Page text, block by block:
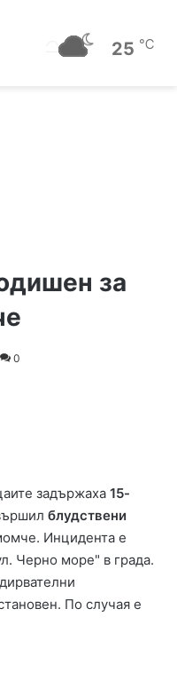
25 ℃
за
0
задържаха 15-
блудствени
Инцидента е
Черно море" в града.
По случая е